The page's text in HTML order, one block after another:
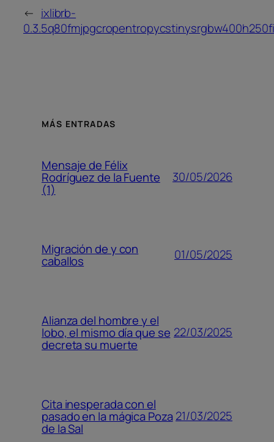
← ixlibrb-
MÁS ENTRADAS
Mensaje de Félix
Rodríguez de la Fuente
(1)
30/05/2026
Migración de y con
caballos 01/05/2025
Alianza del hombre y el
lobo, el mismo día que se
decreta su muerte
22/03/2025
Cita inesperada con el
pasado en la mágica Poza
de la Sal
21/03/2025